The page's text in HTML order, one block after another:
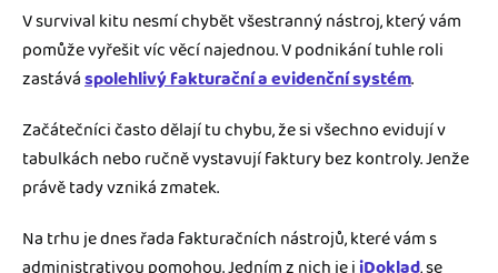
V survival kitu nesmí chybět všestranný nástroj, který vám
pomůže vyřešit víc věcí najednou. V podnikání tuhle roli
zastáváspolehlivý fakturační a evidenční systém.
Začátečníci často dělají tu chybu, že si všechno evidují v
tabulkách nebo ručně vystavují faktury bez kontroly. Jenže
právě tady vzniká zmatek.
Na trhu je dnes řada fakturačních nástrojů, které vám s